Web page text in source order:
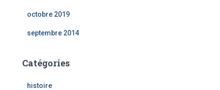
octobre 2019
septembre 2014
Catégories
histoire